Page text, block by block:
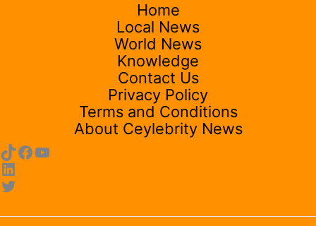
Home
Local News
World News
Knowledge
Contact Us
Privacy Policy
Terms and Conditions
About Ceylebrity News